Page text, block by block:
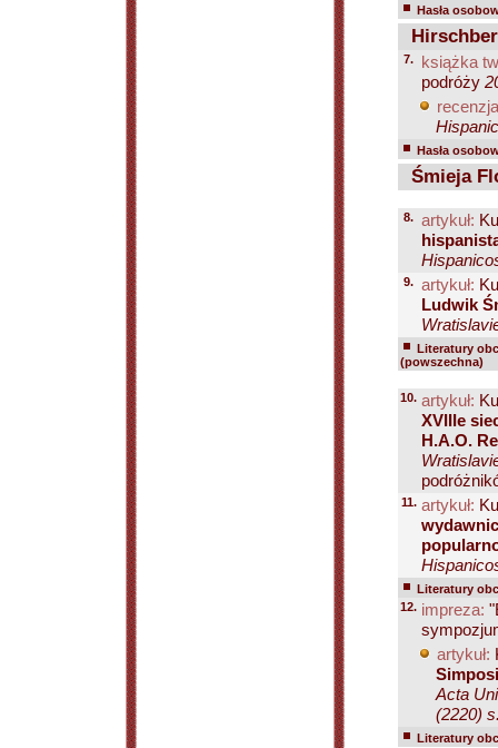
Hasła
7.
książka
podróży
Hasła
Śmieja
8. artykuł:
9. artykuł:
Ludwik
Literatury
(powszechna)
10. artykuł:
XVIIIe
H.A.O.
11. artykuł:
Literatury
12. impreza:
artykuł:
Acta
(2220)
Literatury